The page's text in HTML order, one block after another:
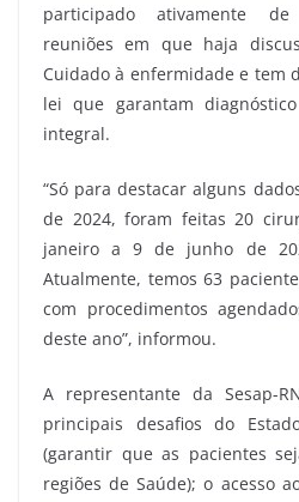
participado ativamente
reuniões em que haja
Cuidado à enfermidade e tem
lei que garantam
integral.
“Só para destacar alguns
de 2024, foram feitas 20
janeiro a 9 de junho de
Atualmente, temos 63
com procedimentos
deste ano”, informou.
A representante da Sesap-
principais desafios do
(garantir que as pacientes
regiões de Saúde); o acesso